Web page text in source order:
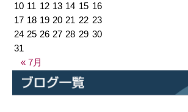
« 7月
10 11 12 13 14 15 16
17 18 19 20 21 22 23
24 25 26 27 28 29 30
31